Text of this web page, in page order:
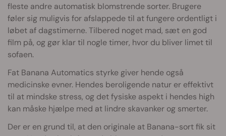
fleste andre automatisk blomstrende sorter. Brugere
føler sig muligvis for afslappede til at fungere ordentligt i
løbet af dagstimerne. Tilbered noget mad, sæt en god
film på, og gør klar til nogle timer, hvor du bliver limet til
sofaen.
Fat Banana Automatics styrke giver hende også
medicinske evner. Hendes beroligende natur er effektivt
til at mindske stress, og det fysiske aspekt i hendes high
kan måske hjælpe med at lindre skavanker og smerter.
Der er en grund til, at den originale at Banana-sort fik sit